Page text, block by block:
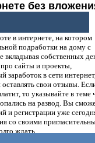
без
в интернете, на котором
подработки на дому с
собственных
сайты и проекты,
в сети
свои отзывы.
то указывайте в теме
на развод. Вы
и регистрации уже
со своими
ждать.